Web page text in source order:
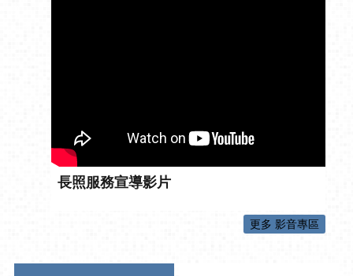
長照服務宣導影片
更多 影音專區